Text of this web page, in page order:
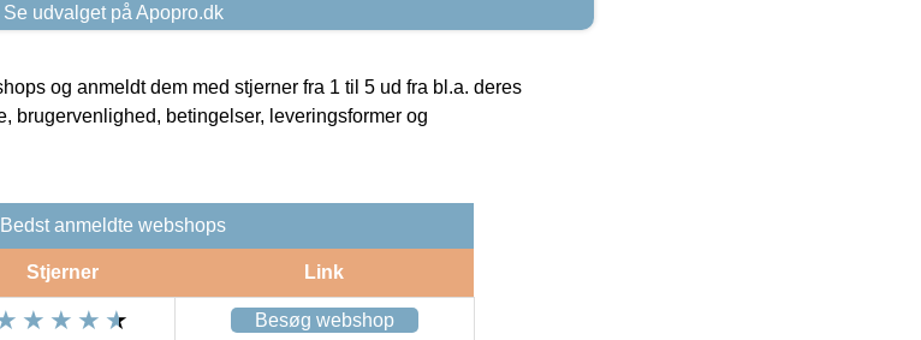
Se udvalget på Apopro.dk
og anmeldt dem med stjerner fra 1 til 5 ud fra bl.a. deres
brugervenlighed, betingelser, leveringsformer og
Bedst anmeldte webshops
Stjerner Link
Besøg webshop